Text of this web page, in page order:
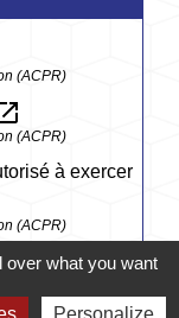
(ACPR)
(ACPR)
à exercer
(ACPR)
sur cette page
over what you want
Personalize